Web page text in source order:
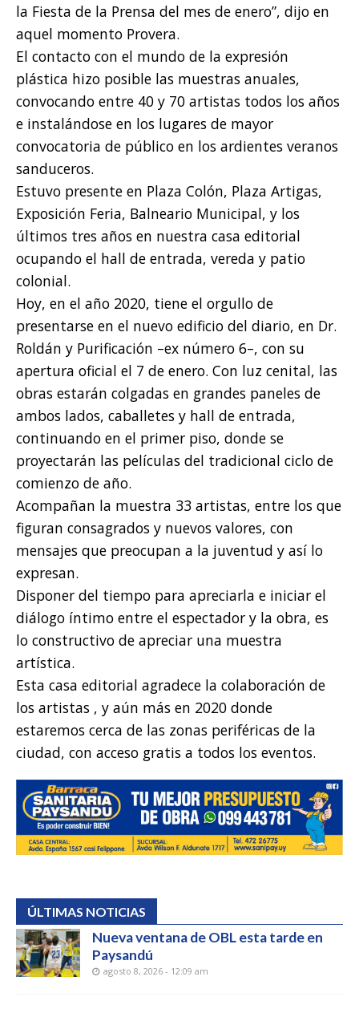
la Fiesta de la Prensa del mes de enero”, dijo en
aquel momento Provera.
El contacto con el mundo de la expresión
plástica hizo posible las muestras anuales,
convocando entre 40 y 70 artistas todos los años
e instalándose en los lugares de mayor
convocatoria de público en los ardientes veranos
sanduceros.
Estuvo presente en Plaza Colón, Plaza Artigas,
Exposición Feria, Balneario Municipal, y los
últimos tres años en nuestra casa editorial
ocupando el hall de entrada, vereda y patio
colonial.
Hoy, en el año 2020, tiene el orgullo de
presentarse en el nuevo edificio del diario, en Dr.
Roldán y Purificación –ex número 6–, con su
apertura oficial el 7 de enero. Con luz cenital, las
obras estarán colgadas en grandes paneles de
ambos lados, caballetes y hall de entrada,
continuando en el primer piso, donde se
proyectarán las películas del tradicional ciclo de
comienzo de año.
Acompañan la muestra 33 artistas, entre los que
figuran consagrados y nuevos valores, con
mensajes que preocupan a la juventud y así lo
expresan.
Disponer del tiempo para apreciarla e iniciar el
diálogo íntimo entre el espectador y la obra, es
lo constructivo de apreciar una muestra
artística.
Esta casa editorial agradece la colaboración de
los artistas , y aún más en 2020 donde
estaremos cerca de las zonas periféricas de la
ciudad, con acceso gratis a todos los eventos.
ÚLTIMAS NOTICIAS
Nueva ventana de OBL esta tarde en
Paysandú
agosto 8, 2026 - 12:09 am